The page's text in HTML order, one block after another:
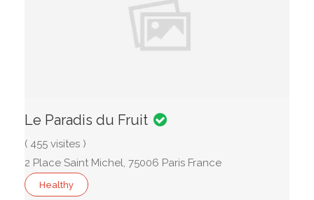
Le Paradis du Fruit
( 455 visites )
2 Place Saint Michel, 75006 Paris France
Healthy